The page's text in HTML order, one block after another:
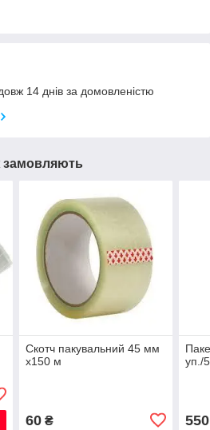
14 днів за домовленістю
замовляють
Скотч пакувальний 45 мм
х150 м
60₴
уп./
550